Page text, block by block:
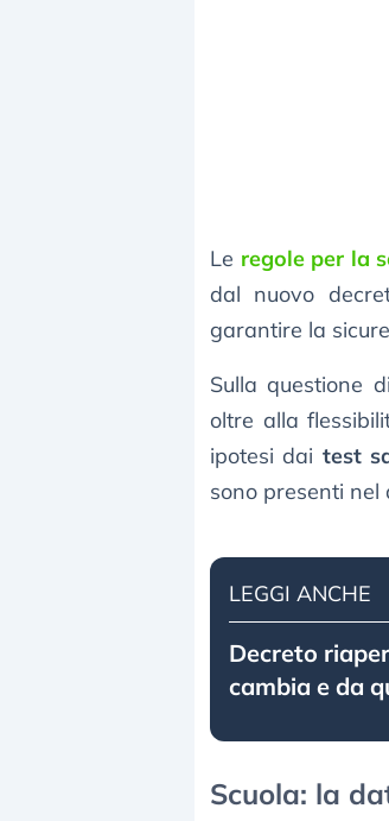
Le regole per la
dal nuovo
garantire la
Sulla questione
oltre alla
ipotesi dai test
sono presenti nel
LEGGI ANCHE
Decreto
cambia e da
Scuola: la